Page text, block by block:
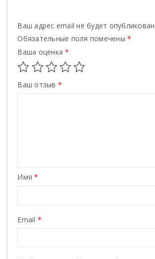
Ваш адрес email не будет опубликован.
Обязательные поля помечены*
Ваша оценка*
Ваш отзыв *
Имя*
Email *